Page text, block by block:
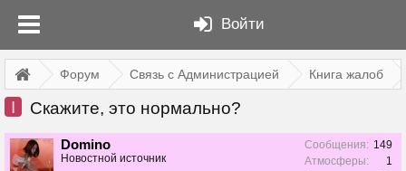
Войти
Форум Связь с Администрацией Книга жалоб
I Скажите, это нормально?
Domino
Новостной источник
Сообщения: 149
Атмосферы:
1